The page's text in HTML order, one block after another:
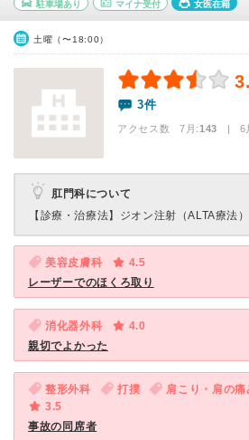
駐車場あり マイナ受付 女医在籍
土曜（〜18:00）
3件
アクセス数 7月:143 | 6
肛門科について
【診療・治療法】 ジオン注射（ALTA療法）
美容皮膚科
4.5
レーザーでのほくろ取り
消化器外科
4.0
親切でよかった
整形外科 打撲
肩こり・肩の
3.5
事故の同席者